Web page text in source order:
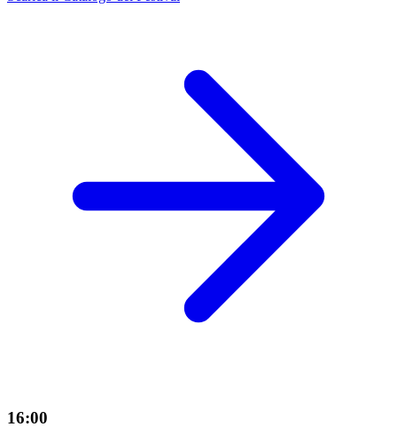
16:00